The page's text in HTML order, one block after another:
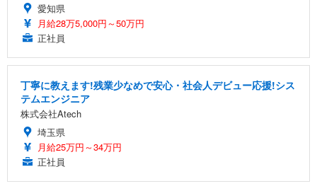
愛知県
月給28万5,000円～50万円
正社員
丁寧に教えます!残業少なめで安心・社会人デビュー応援!シス
テムエンジニア
株式会社Atech
埼玉県
月給25万円～34万円
正社員